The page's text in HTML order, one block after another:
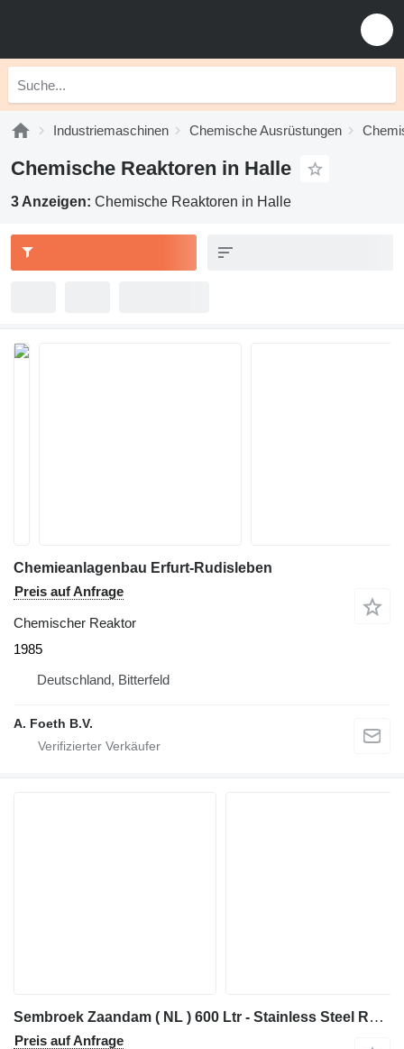
Industriemaschinen Chemische Ausrüstungen
Chemische Reaktoren in Halle
3 Anzeigen: Chemische Reaktoren in Halle
Chemieanlagenbau Erfurt-Rudisleben
Preis auf Anfrage
Chemischer Reaktor
1985
Deutschland, Bitterfeld
A. Foeth B.V.
Sembroek Zaandam ( NL ) 600 Ltr - Stainless Steel Reactor
Preis auf Anfrage